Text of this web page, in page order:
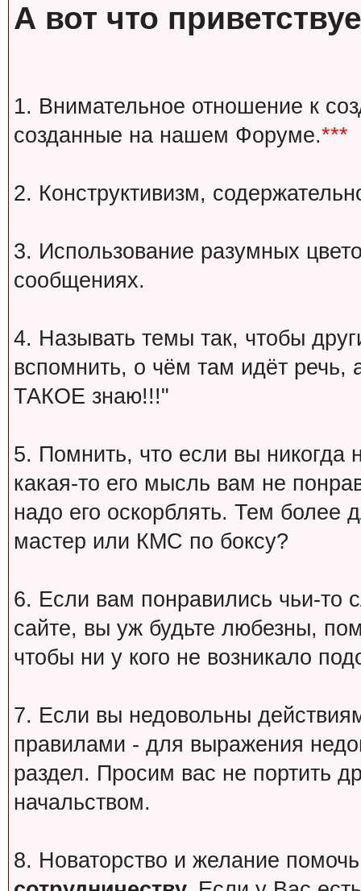
А вот что
1. Внимательное отношение к
созданные на нашем Форуме.***
2. Конструктивизм,
3. Использование разумных
сообщениях.
4. Называть темы так, чтобы
вспомнить, о чём там идёт речь,
ТАКОЕ знаю!!!"
5. Помнить, что если вы никогда
какая-то его мысль вам не
надо его оскорблять. Тем более
мастер или КМС по боксу?
6. Если вам понравились чьи-то
сайте, вы уж будьте любезны,
чтобы ни у кого не возникало
7. Если вы недовольны
правилами - для выражения
раздел. Просим вас не портить
начальством.
8. Новаторство и желание